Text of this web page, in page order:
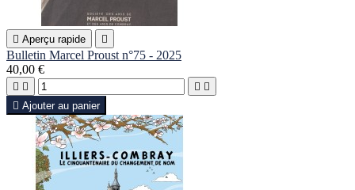
 Aperçu rapide 
Bulletin Marcel Proust n°75 - 2025
40,00 €
   
 Ajouter au panier